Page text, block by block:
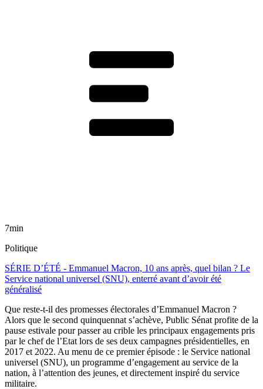
7min
Politique
SÉRIE D’ÉTÉ - Emmanuel Macron, 10 ans après, quel bilan ? Le
Service national universel (SNU), enterré avant d’avoir été
généralisé
Que reste-t-il des promesses électorales d’Emmanuel Macron ?
Alors que le second quinquennat s’achève, Public Sénat profite de la
pause estivale pour passer au crible les principaux engagements pris
par le chef de l’Etat lors de ses deux campagnes présidentielles, en
2017 et 2022. Au menu de ce premier épisode : le Service national
universel (SNU), un programme d’engagement au service de la
nation, à l’attention des jeunes, et directement inspiré du service
militaire.